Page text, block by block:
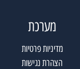
מערכת
מדיניות פרטיות
הצהרת נגישות